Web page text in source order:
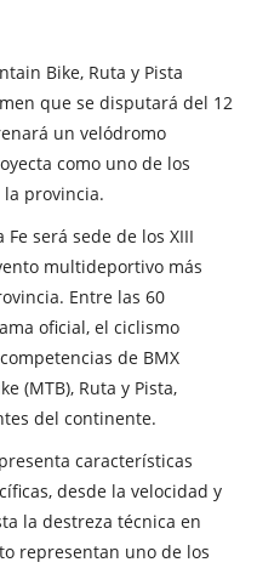
Bike, Ruta y Pista
que se disputará del 12
un velódromo
como uno de los
provincia.
será sede de los XIII
multideportivo más
Entre las 60
oficial, el ciclismo
de BMX
(MTB), Ruta y Pista,
del continente.
características
desde la velocidad y
la destreza técnica en
representan uno de los